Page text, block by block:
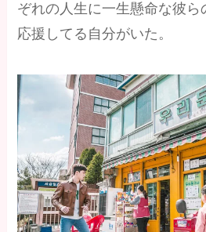
ぞれの人生に一生懸命な彼
応援してる自分がいた。